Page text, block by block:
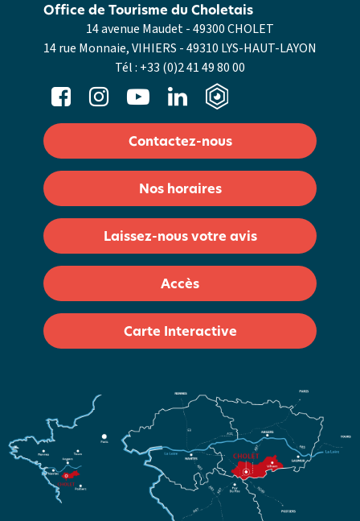
14 avenue Maudet - 49300 CHOLET
14 rue Monnaie, VIHIERS - 49310 LYS-HAUT-LAYON
Tél : +33 (0)2 41 49 80 00
Office de Tourisme du Choletais
Contactez-nous
Nos horaires
Laissez-nous votre avis
Accès
Carte Interactive